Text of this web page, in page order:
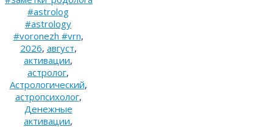
#astrolog
#astrology
#voronezh #vrn,
2026, август,
активации,
астролог,
Астрологический,
астропсихолог,
Денежные
активации,